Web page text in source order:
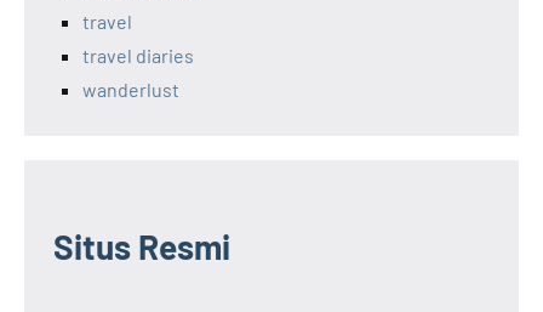
travel
travel diaries
wanderlust
Situs Resmi